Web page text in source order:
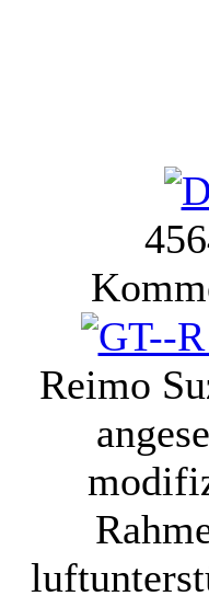
Reimo